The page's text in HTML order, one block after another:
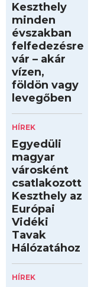
Keszthely
minden
évszakban
felfedezésre
vár – akár
vízen,
földön vagy
levegőben
HÍREK
Egyedüli
magyar
városként
csatlakozott
Keszthely az
Európai
Vidéki
Tavak
Hálózatához
HÍREK